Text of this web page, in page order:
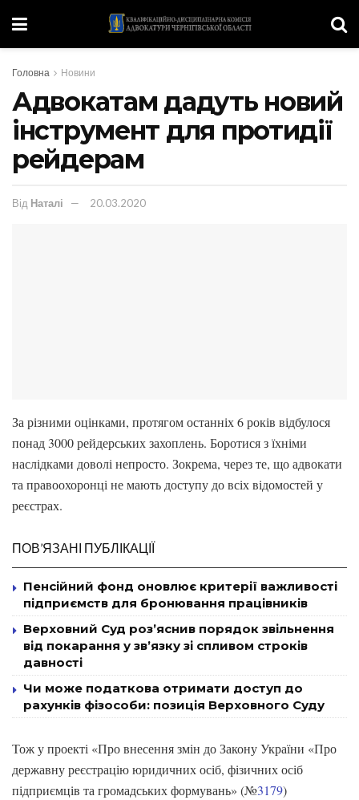
Головна Новини
Адвокатам дадуть новий
інструмент для протидії
рейдерам
Від Наталі 20.03.2020
За різними оцінками, протягом останніх 6 років відбулося
понад 3000 рейдерських захоплень. Боротися з їхніми
наслідками доволі непросто. Зокрема, через те, що адвокати
та правоохоронці не мають доступу до всіх відомостей у
реєстрах.
ПОВ’ЯЗАНІ ПУБЛІКАЦІЇ
Пенсійний фонд оновлює критерії важливості
підприємств для бронювання працівників
Верховний Суд роз’яснив порядок звільнення
від покарання у зв’язку зі спливом строків
давності
Чи може податкова отримати доступ до
рахунків фізособи: позиція Верховного Суду
Тож у проекті «Про внесення змін до Закону України «Про
державну реєстрацію юридичних осіб, фізичних осіб
підприємців та громадських формувань» (№3179)